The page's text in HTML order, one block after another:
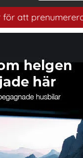
på vårt